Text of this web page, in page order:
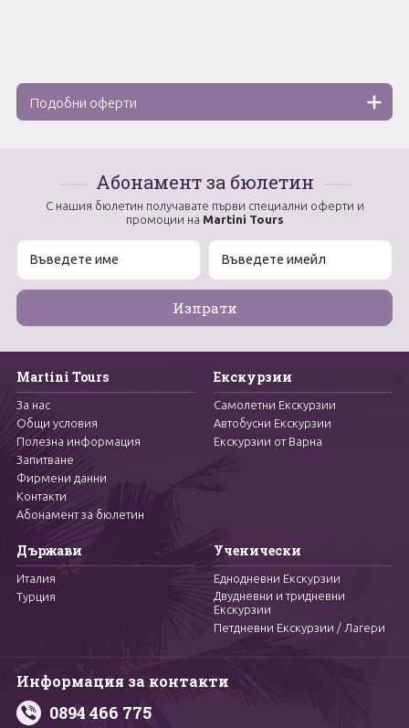
Подобни оферти
Абонамент за бюлетин
С нашия бюлетин получавате първи специални оферти и
промоции на Martini Tours
Martini Tours
За нас
Общи условия
Полезна информация
Запитване
Фирмени данни
Контакти
Абонамент за бюлетин
Екскурзии
Самолетни Екскурзии
Автобусни Екскурзии
Екскурзии от Варна
Държави
Италия
Турция
Ученически
Еднодневни Екскурзии
Двудневни и тридневни
Екскурзии
Петдневни Екскурзии / Лагери
Информация за контакти
0894 466 775